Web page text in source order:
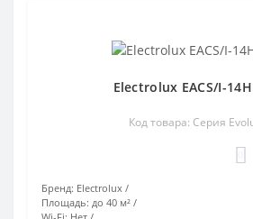
Electrolux EACS/I-
Код товара: Серия
Бренд: Electrolux
Площадь: до 40 м²